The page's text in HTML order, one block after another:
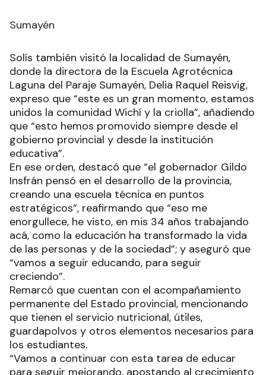
Sumayén
Solís también visitó la localidad de Sumayén,
donde la directora de la Escuela Agrotécnica
Laguna del Paraje Sumayén, Delia Raquel Reisvig,
expreso que “este es un gran momento, estamos
unidos la comunidad Wichí y la criolla”, añadiendo
que “esto hemos promovido siempre desde el
gobierno provincial y desde la institución
educativa”.
En ese orden, destacó que “el gobernador Gildo
Insfrán pensó en el desarrollo de la provincia,
creando una escuela técnica en puntos
estratégicos”, reafirmando que “eso me
enorgullece, he visto, en mis 34 años trabajando
acá, como la educación ha transformado la vida
de las personas y de la sociedad”; y aseguró que
“vamos a seguir educando, para seguir
creciendo”.
Remarcó que cuentan con el acompañamiento
permanente del Estado provincial, mencionando
que tienen el servicio nutricional, útiles,
guardapolvos y otros elementos necesarios para
los estudiantes.
“Vamos a continuar con esta tarea de educar
para seguir mejorando, apostando al crecimiento